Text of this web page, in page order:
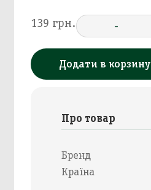
139 грн. -
Додати в корзину
Про товар
Бренд
Країна